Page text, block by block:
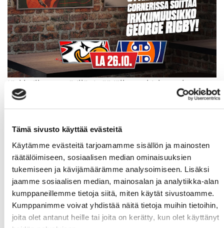
Tämä sivusto käyttää evästeitä
Käytämme evästeitä tarjoamamme sisällön ja mainosten
räätälöimiseen, sosiaalisen median ominaisuuksien
tukemiseen ja kävijämäärämme analysoimiseen. Lisäksi
jaamme sosiaalisen median, mainosalan ja analytiikka-alan
kumppaneillemme tietoja siitä, miten käytät sivustoamme.
Kumppanimme voivat yhdistää näitä tietoja muihin tietoihin,
joita olet antanut heille tai joita on kerätty, kun olet käyttänyt
Kiekkoillan ympärillä rittää jälleen ohjelmaa, kun
SportCorner tarjoilee mahtavan otteluelämyksen.
Illan ohjelma starttaa jo kello 15:00, kun
SportCornerissa:
SportCornerin ohjelma - Tappara 26.10.:
15:00 SportCornerin ovet aukeavat
15:30 Pubivisa - vetäjinä Hjallis Harkimo & Pekka
Keko
16:00 All Inclusive-paketin Hot Dog -buffet ja
juomatarjoilu alkaa